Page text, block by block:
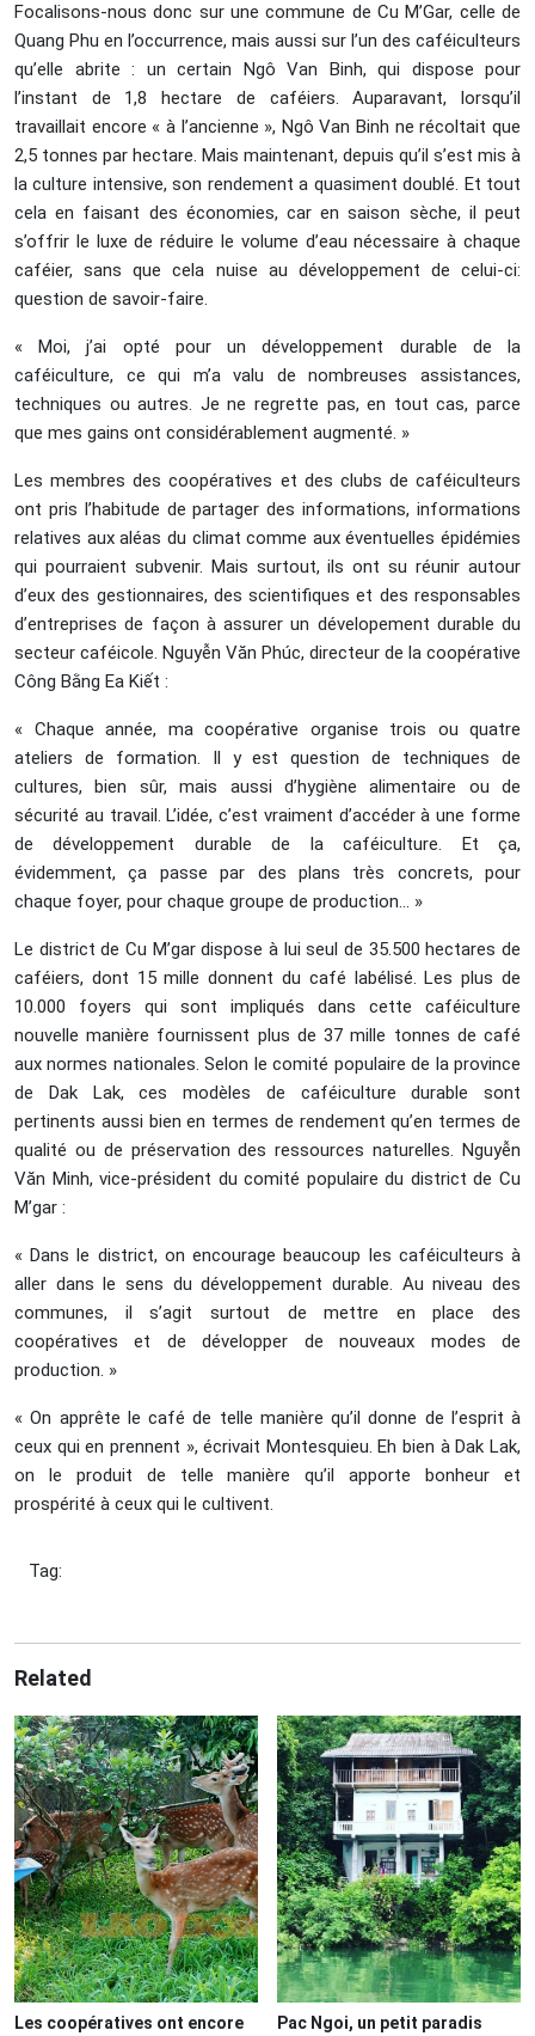
Focalisons-nous donc sur une commune de Cu M’Gar, celle de
Quang Phu en l’occurrence, mais aussi sur l’un des caféiculteurs
qu’elle abrite : un certain Ngô Van Binh, qui dispose pour
l’instant de 1,8 hectare de caféiers. Auparavant, lorsqu’il
travaillait encore « à l’ancienne », Ngô Van Binh ne récoltait que
2,5 tonnes par hectare. Mais maintenant, depuis qu’il s’est mis à
la culture intensive, son rendement a quasiment doublé. Et tout
cela en faisant des économies, car en saison sèche, il peut
s’offrir le luxe de réduire le volume d’eau nécessaire à chaque
caféier, sans que cela nuise au développement de celui-ci:
question de savoir-faire.
« Moi, j’ai opté pour un développement durable de la
caféiculture, ce qui m’a valu de nombreuses assistances,
techniques ou autres. Je ne regrette pas, en tout cas, parce
que mes gains ont considérablement augmenté. »
Les membres des coopératives et des clubs de caféiculteurs
ont pris l’habitude de partager des informations, informations
relatives aux aléas du climat comme aux éventuelles épidémies
qui pourraient subvenir. Mais surtout, ils ont su réunir autour
d’eux des gestionnaires, des scientifiques et des responsables
d’entreprises de façon à assurer un dévelopement durable du
secteur caféicole. Nguyễn Văn Phúc, directeur de la coopérative
Công Bằng Ea Kiết :
« Chaque année, ma coopérative organise trois ou quatre
ateliers de formation. Il y est question de techniques de
cultures, bien sûr, mais aussi d’hygiène alimentaire ou de
sécurité au travail. L’idée, c’est vraiment d’accéder à une forme
de développement durable de la caféiculture. Et ça,
évidemment, ça passe par des plans très concrets, pour
chaque foyer, pour chaque groupe de production... »
Le district de Cu M’gar dispose à lui seul de 35.500 hectares de
caféiers, dont 15 mille donnent du café labélisé. Les plus de
10.000 foyers qui sont impliqués dans cette caféiculture
nouvelle manière fournissent plus de 37 mille tonnes de café
aux normes nationales. Selon le comité populaire de la province
de Dak Lak, ces modèles de caféiculture durable sont
pertinents aussi bien en termes de rendement qu’en termes de
qualité ou de préservation des ressources naturelles. Nguyễn
Văn Minh, vice-président du comité populaire du district de Cu
M’gar :
« Dans le district, on encourage beaucoup les caféiculteurs à
aller dans le sens du développement durable. Au niveau des
communes, il s’agit surtout de mettre en place des
coopératives et de développer de nouveaux modes de
production. »
« On apprête le café de telle manière qu’il donne de l’esprit à
ceux qui en prennent », écrivait Montesquieu. Eh bien à Dak Lak,
on le produit de telle manière qu’il apporte bonheur et
prospérité à ceux qui le cultivent.
Tag:
Related
Les coopératives ont encore
Pac Ngoi, un petit paradis